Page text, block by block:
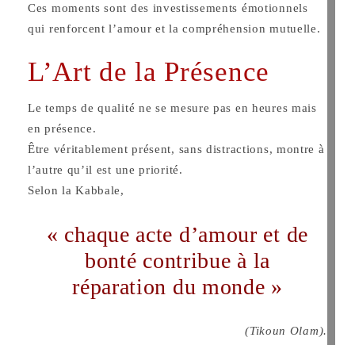
Ces moments sont des investissements émotionnels
qui renforcent l’amour et la compréhension mutuelle.
L’Art de la Présence
Le temps de qualité ne se mesure pas en heures mais
en présence.
Être véritablement présent, sans distractions, montre à
l’autre qu’il est une priorité.
Selon la Kabbale,
« chaque acte d’amour et de
bonté contribue à la
réparation du monde »
(Tikoun Olam).